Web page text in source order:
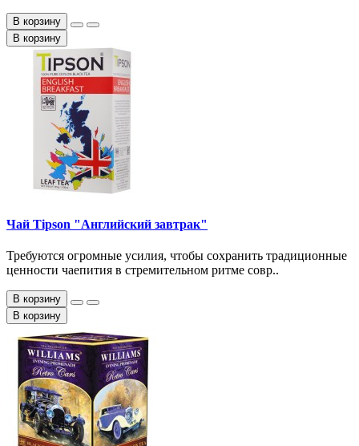
В корзину
В корзину
Чай Tipson "Английский завтрак"
Требуются огромные усилия, чтобы сохранить традиционные
ценности чаепития в стремительном ритме совр..
В корзину
В корзину